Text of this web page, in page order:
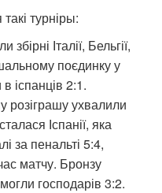
турніры:
Італії, Бельгії,
поєдинку у
іспанців 2:1.
розіграшу ухвалили
Іспанії, яка
за пенальті 5:4,
матчу. Бронзу
господарів 3:2.